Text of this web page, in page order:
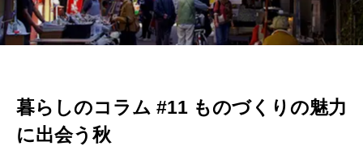
暮らしのコラム #11 ものづくりの魅力
に出会う秋